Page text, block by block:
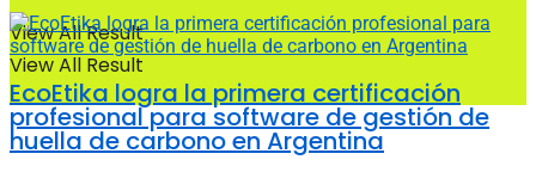
View All Result
View All Result
EcoEtika logra la primera certificación
profesional para software de gestión de
huella de carbono en Argentina